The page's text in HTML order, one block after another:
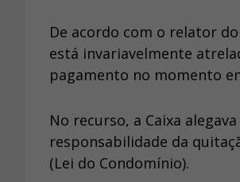
De acordo com o relator
está invariavelmente
pagamento no momento
No recurso, a Caixa
responsabilidade da
(Lei do Condomínio).